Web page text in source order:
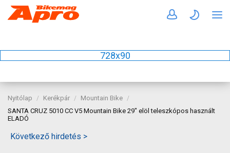
728x90
Nyitólap Kerékpár
Mountain Bike
SANTA CRUZ 5010 CC V5 Mountain Bike 29" elöl teleszkópos használt
ELADÓ
Következő hirdetés >